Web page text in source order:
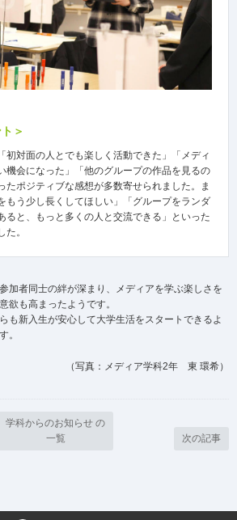
＞
初対面の人とでも楽しく活動できた」「メディ
機会になった」「他のグループの作品を見るの
たポジティブな感想が多数寄せられました。ま
もう少し長くしてほしい」「グループをランダ
ると、もっと多くの人と交流できる」といった
。
加者同士の絆が深まり、メディアを学ぶ楽しさを
欲も高まったようです。
も新入生が安心して大学生活をスタートできるよ
。
（写真：メディア学科2年 東 環希）
学科からのお知らせ の
一覧
次の記事